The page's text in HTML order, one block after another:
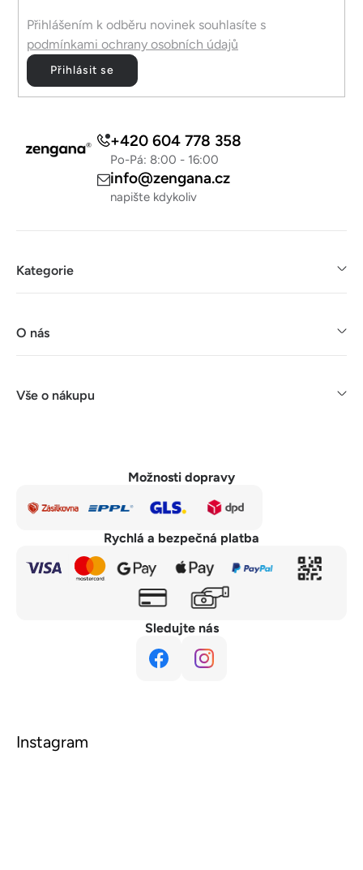
Přihlášením k odběru novinek souhlasíte s
podmínkami ochrany osobních údajů
Přihlásit se
+420 604 778 358
Po-Pá: 8:00 - 16:00
info@zengana.cz
napište kdykoliv
Kategorie
O nás
Vše o nákupu
Možnosti dopravy
Rychlá a bezpečná platba
Sledujte nás
Instagram